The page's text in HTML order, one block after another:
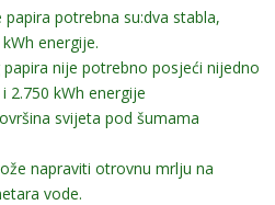
potrebna su:dva stabla,
energije.
nije potrebno posjeći nijedno
2.750 kWh energije
svijeta pod šumama
napraviti otrovnu mrlju na
vode.